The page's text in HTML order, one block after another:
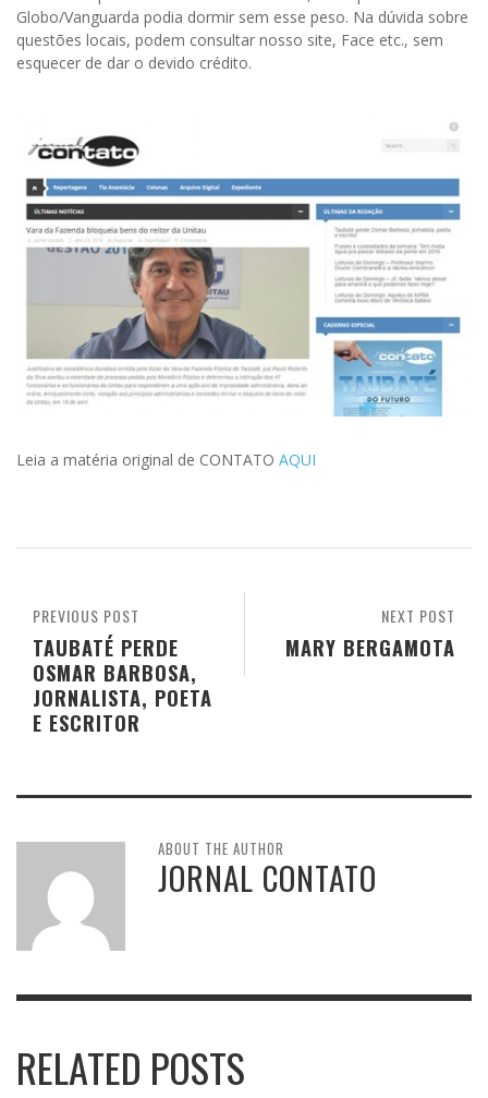
Globo/Vanguarda podia dormir sem esse peso. Na dúvida sobre
questões locais, podem consultar nosso site, Face etc., sem
esquecer de dar o devido crédito.
Leia a matéria original de CONTATO AQUI
NEXT POST
MARY BERGAMOTA
PREVIOUS POST
TAUBATÉ PERDE
OSMAR BARBOSA,
JORNALISTA, POETA
E ESCRITOR
ABOUT THE AUTHOR
JORNAL CONTATO
RELATED POSTS